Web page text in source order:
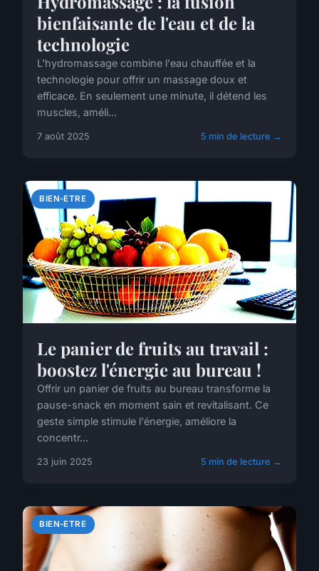
bienfaisante de l'eau et de la
technologie
L'hydromassage combine l'eau chauffée et la
technologie pour offrir un massage doux et
efficace. En seulement une minute, il détend les
muscles, améli...
7 août 2025 5 min de lecture →
BIEN-ETRE
Le panier de fruits au travail :
boostez l'énergie au bureau !
Offrir un panier de fruits au bureau transforme la
pause-snack en moment sain et revitalisant. Ce
geste simple stimule l'énergie, améliore la
concentr...
23 juin 2025 5 min de lecture →
BIEN-ETRE